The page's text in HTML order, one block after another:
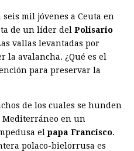
seis mil jóvenes a Ceuta en
de un líder del Polisario
vallas levantadas por
la avalancha. ¿Qué es el
para preservar la
de los cuales se hunden
en un
el papa Francisco.
polaco-bielorrusa es